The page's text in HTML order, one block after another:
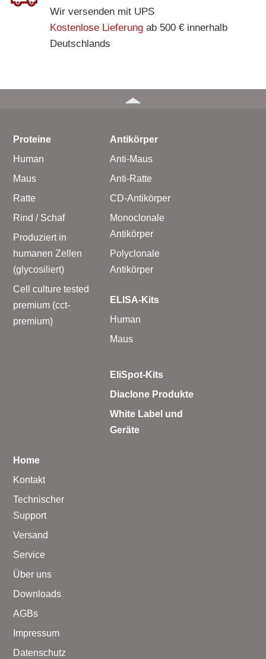
Wir versenden mit UPS
Kostenlose Lieferungab 500 € innerhalb
Deutschlands
Proteine
Human
Maus
Ratte
Rind / Schaf
Produziert in
humanen Zellen
(glycosiliert)
Cell culture tested
premium (cct-
premium)
Antikörper
Anti-Maus
Anti-Ratte
CD-Antikörper
Monoclonale
Antikörper
Polyclonale
Antikörper
ELISA-Kits
Human
Maus
EliSpot-Kits
Diaclone Produkte
White Label und
Geräte
Home
Kontakt
Technischer
Support
Versand
Service
Über uns
Downloads
AGBs
Impressum
Datenschutz